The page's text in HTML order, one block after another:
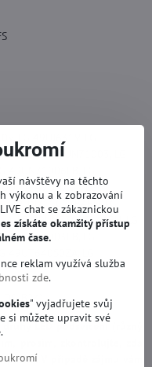
LG 49UN71003, LG
LG 49UN711, LG
49UN711C0ZBAEU, LG
LG 49UN73003LAAEU, LG
49UN74003LB, LG
B24)
LED podsvícení (různý
prosím, zkontrolujte, zda
V případě zájmu vám
návštěvy na těchto
výkonu a k zobrazování
chat se zákaznickou
získáte okamžitý přístup
čase.
reklam využívá služba
zde.
" vyjadřujete svůj
si můžete upravit své